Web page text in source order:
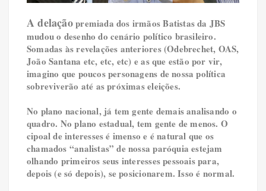
A delaçãopremiada dos irmãos Batistas da JBS
mudou o desenho do cenário político brasileiro.
Somadas às revelações anteriores (Odebrechet, OAS,
João Santana etc, etc, etc) e as que estão por vir,
imagino que poucos personagens de nossa política
sobreviverão até as próximas eleições.
No plano nacional, já tem gente demais analisando o
quadro. No plano estadual, tem gente de menos. O
cipoal de interesses é imenso e é natural que os
chamados “analistas” de nossa paróquia estejam
olhando primeiros seus interesses pessoais para,
depois (e só depois), se posicionarem. Isso é normal.